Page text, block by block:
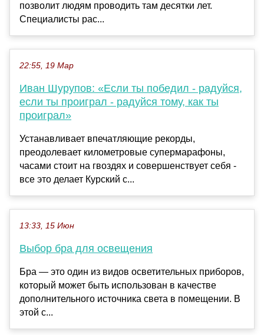
позволит людям проводить там десятки лет.
Специалисты рас...
22:55, 19 Мар
Иван Шурупов: «Если ты победил - радуйся,
если ты проиграл - радуйся тому, как ты
проиграл»
Устанавливает впечатляющие рекорды,
преодолевает километровые супермарафоны,
часами стоит на гвоздях и совершенствует себя -
все это делает Курский с...
13:33, 15 Июн
Выбор бра для освещения
Бра — это один из видов осветительных приборов,
который может быть использован в качестве
дополнительного источника света в помещении. В
этой с...